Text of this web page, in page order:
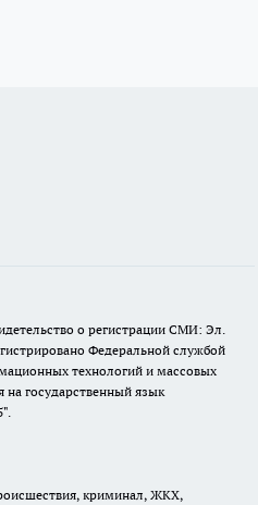
о регистрации СМИ: Эл.
Федеральной службой
технологий и массовых
государственный язык
криминал, ЖКХ,